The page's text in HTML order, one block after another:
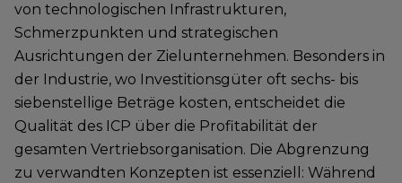
von technologischen Infrastrukturen,
Schmerzpunkten und strategischen
Ausrichtungen der Zielunternehmen. Besonders in
der Industrie, wo Investitionsgüter oft sechs- bis
siebenstellige Beträge kosten, entscheidet die
Qualität des ICP über die Profitabilität der
gesamten Vertriebsorganisation. Die Abgrenzung
zu verwandten Konzepten ist essenziell: Während